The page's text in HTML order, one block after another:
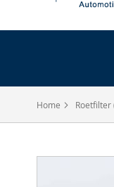
Home Roetfilter